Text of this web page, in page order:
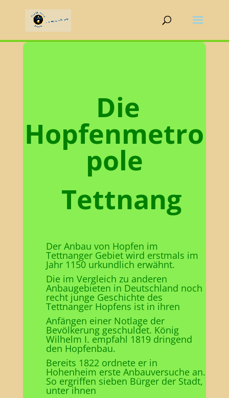
Die
Hopfenmetro
pole
Tettnang
Der Anbau von Hopfen im
Tettnanger Gebiet wird erstmals im
Jahr 1150 urkundlich erwähnt.
Die im Vergleich zu anderen
Anbaugebieten in Deutschland noch
recht junge Geschichte des
Tettnanger Hopfens ist in ihren
Anfängen einer Notlage der
Bevölkerung geschuldet. König
Wilhelm I. empfahl 1819 dringend
den Hopfenbau.
Bereits 1822 ordnete er in
Hohenheim erste Anbauversuche an.
So ergriffen sieben Bürger der Stadt,
unter ihnen